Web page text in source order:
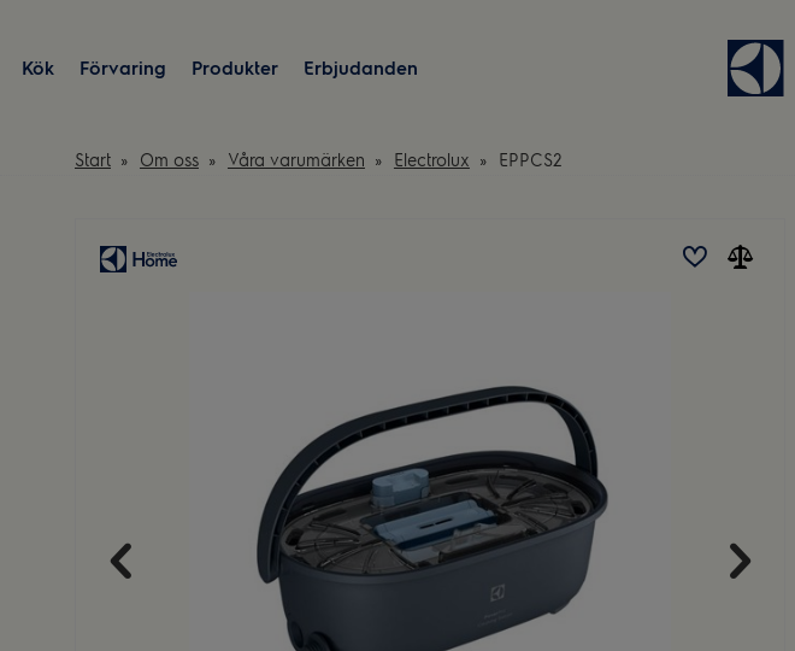
Kök Förvaring Produkter Erbjudanden
Start Om oss Våra varumärken Electrolux EPPCS2